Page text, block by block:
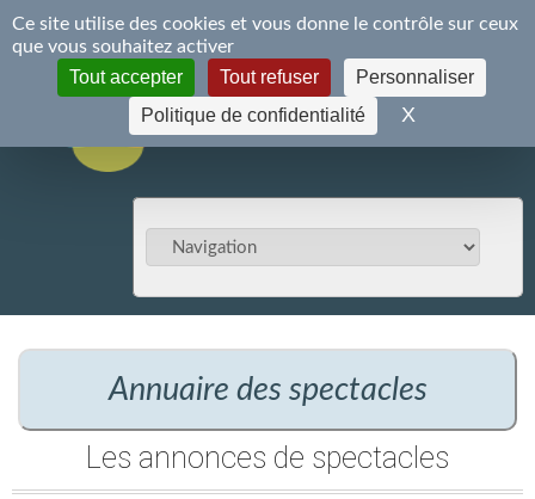
S'inscrire Se connecter
Annuaire des spectacles
Les annonces de spectacles
Panneau de gestion des cookies
Ce site utilise des cookies et vous donne le contrôle sur ceux
que vous souhaitez activer
Tout accepter Tout refuser
Personnaliser
Politique de confidentialité
XMasquer le